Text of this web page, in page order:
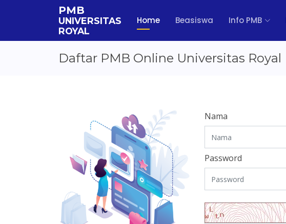
PMB
UNIVERSITAS
ROYAL
Home Beasiswa Info PMB
Daftar PMB Online Universitas Royal
Nama
Password